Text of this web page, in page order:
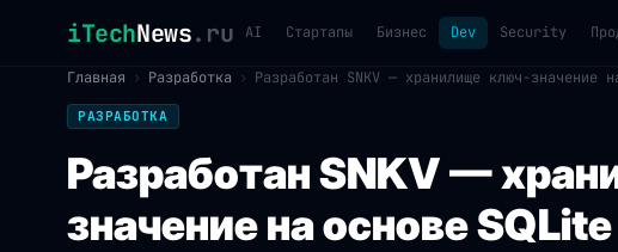
iTechNews.ru AI Стартапы Бизнес Dev Security
Главная
› Разработка › Разработан SNKV — хранилище ключ-значение
РАЗРАБОТКА
Разработан SNKV —
значение на основе SQLite